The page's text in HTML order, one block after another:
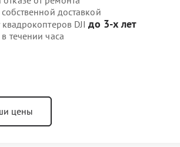
доставкой
DJIдо 3-х лет
течении часа
цены